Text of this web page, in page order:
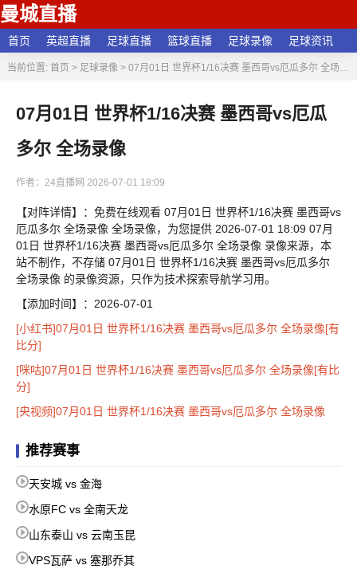
曼城直播
首页 英超直播 足球直播 篮球直播 足球录像 足球资讯
当前位置: 首页 > 足球录像> 07月01日 世界杯1/16决赛 墨西哥vs厄瓜多尔 全场录像
07月01日 世界杯1/16决赛 墨西哥vs厄瓜
多尔 全场录像
作者：24直播网 2026-07-01 18:09
【对阵详情】：免费在线观看 07月01日 世界杯1/16决赛 墨西哥vs
厄瓜多尔 全场录像 全场录像，为您提供 2026-07-01 18:09 07月
01日 世界杯1/16决赛 墨西哥vs厄瓜多尔 全场录像 录像来源，本
站不制作，不存储 07月01日 世界杯1/16决赛 墨西哥vs厄瓜多尔
全场录像 的录像资源，只作为技术探索导航学习用。
【添加时间】：2026-07-01
[小红书]07月01日 世界杯1/16决赛 墨西哥vs厄瓜多尔 全场录像[有
比分]
[咪咕]07月01日 世界杯1/16决赛 墨西哥vs厄瓜多尔 全场录像[有比
分]
[央视频]07月01日 世界杯1/16决赛 墨西哥vs厄瓜多尔 全场录像
推荐赛事
天安城 vs 金海
水原FC vs 全南天龙
山东泰山 vs 云南玉昆
VPS瓦萨 vs 塞那乔其